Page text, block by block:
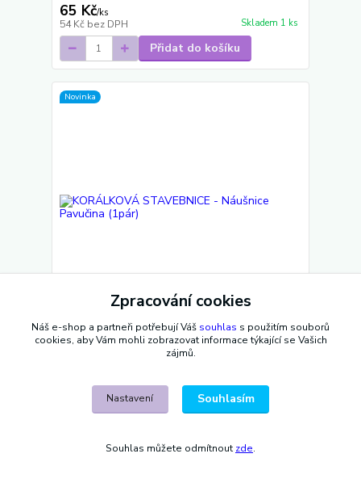
65 Kč/ks
54 Kč bez DPH Skladem 1 ks
Přidat do košíku
Novinka
KORÁLKOVÁ STAVEBNICE - Náušnice Pavučina
bez DPH Skladem 4 ks
Přidat do košíku
Zpracování cookies
Náš e-shop a partneři potřebují Váš souhlas s použitím souborů
cookies, aby Vám mohli zobrazovat informace týkající se Vašich
zájmů.
Nastavení Souhlasím
Souhlas můžete odmítnout zde.